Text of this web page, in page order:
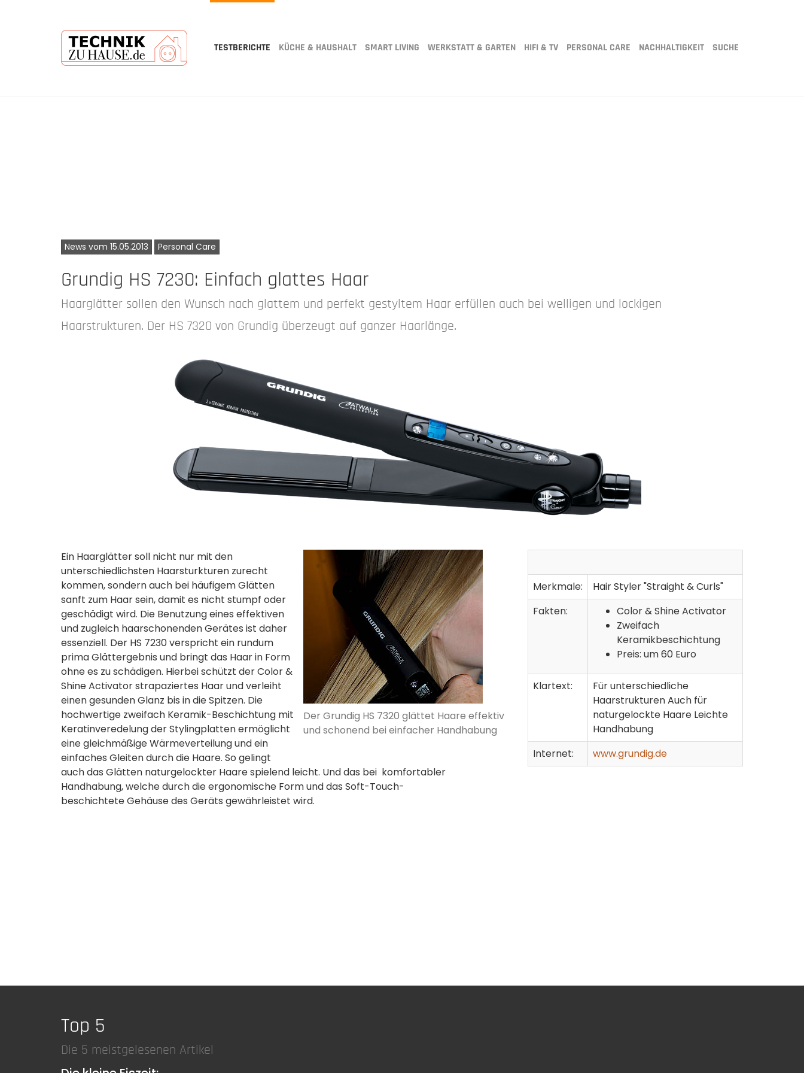
TESTBERICHTE KÜCHE & HAUSHALT SMART LIVING WERKSTATT & GARTEN HIFI & TV PERSONAL CARE NACHHALTIGKEIT SUCHE
News vom 15.05.2013 Personal Care
Grundig HS 7230: Einfach glattes Haar
Haarglätter sollen den Wunsch nach glattem und perfekt gestyltem Haar erfüllen auch bei welligen und lockigen
Haarstrukturen. Der HS 7320 von Grundig überzeugt auf ganzer Haarlänge.
Der Grundig HS 7320 glättet Haare effektiv
und schonend bei einfacher Handhabung
Ein Haarglätter soll nicht nur mit den
unterschiedlichsten Haarsturkturen zurecht
kommen, sondern auch bei häufigem Glätten
sanft zum Haar sein, damit es nicht stumpf oder
geschädigt wird. Die Benutzung eines effektiven
und zugleich haarschonenden Gerätes ist daher
essenziell. Der HS 7230 verspricht ein rundum
prima Glättergebnis und bringt das Haar in Form
ohne es zu schädigen. Hierbei schützt der Color &
Shine Activator strapaziertes Haar und verleiht
einen gesunden Glanz bis in die Spitzen. Die
hochwertige zweifach Keramik-Beschichtung mit
Keratinveredelung der Stylingplatten ermöglicht
eine gleichmäßige Wärmeverteilung und ein
einfaches Gleiten durch die Haare. So gelingt
auch das Glätten naturgelockter Haare spielend leicht. Und das bei komfortabler
Handhabung, welche durch die ergonomische Form und das Soft-Touch-
beschichtete Gehäuse des Geräts gewährleistet wird.
Merkmale:
Hair Styler "Straight & Curls"
Fakten:
Color & Shine Activator
Zweifach
Keramikbeschichtung
Preis: um 60 Euro
Klartext:
Für unterschiedliche
Haarstrukturen Auch für
naturgelockte Haare Leichte
Handhabung
Internet:
www.grundig.de
Top 5
Die 5 meistgelesenen Artikel